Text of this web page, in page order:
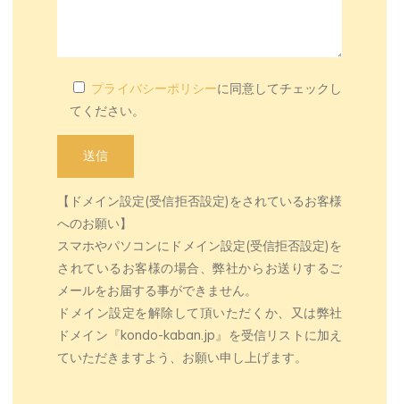
プライバシーポリシーに同意してチェックし
てください。
【ドメイン設定(受信拒否設定)をされているお客様
へのお願い】
スマホやパソコンにドメイン設定(受信拒否設定)を
されているお客様の場合、弊社からお送りするご
メールをお届する事ができません。
ドメイン設定を解除して頂いただくか、又は弊社
ドメイン『kondo-kaban.jp』を受信リストに加え
ていただきますよう、お願い申し上げます。